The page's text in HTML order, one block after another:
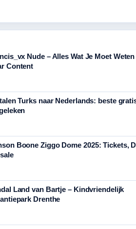
Nude – Alles Wat Je Moet
Content
Turks naar Nederlands: beste
Boone Ziggo Dome 2025: Tickets,
Land van Bartje – Kindvriendelijk
Drenthe